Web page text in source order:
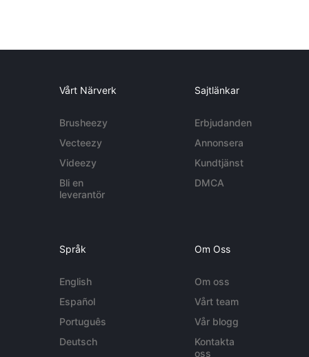
Vårt Närverk
Brusheezy
Vecteezy
Videezy
Bli en
leverantör
Sajtlänkar
Erbjudanden
Annonsera
Kundtjänst
DMCA
Språk
English
Español
Português
Deutsch
Om Oss
Om oss
Vårt team
Vår blogg
Kontakta
oss